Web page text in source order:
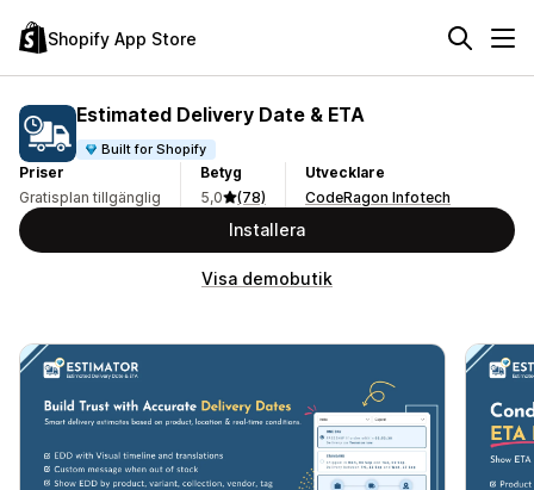
Shopify App Store
Estimated Delivery Date & ETA
Built for Shopify
Priser
Gratisplan tillgänglig
Betyg
5,0
(78)
Utvecklare
CodeRagon Infotech
Installera
Visa demobutik